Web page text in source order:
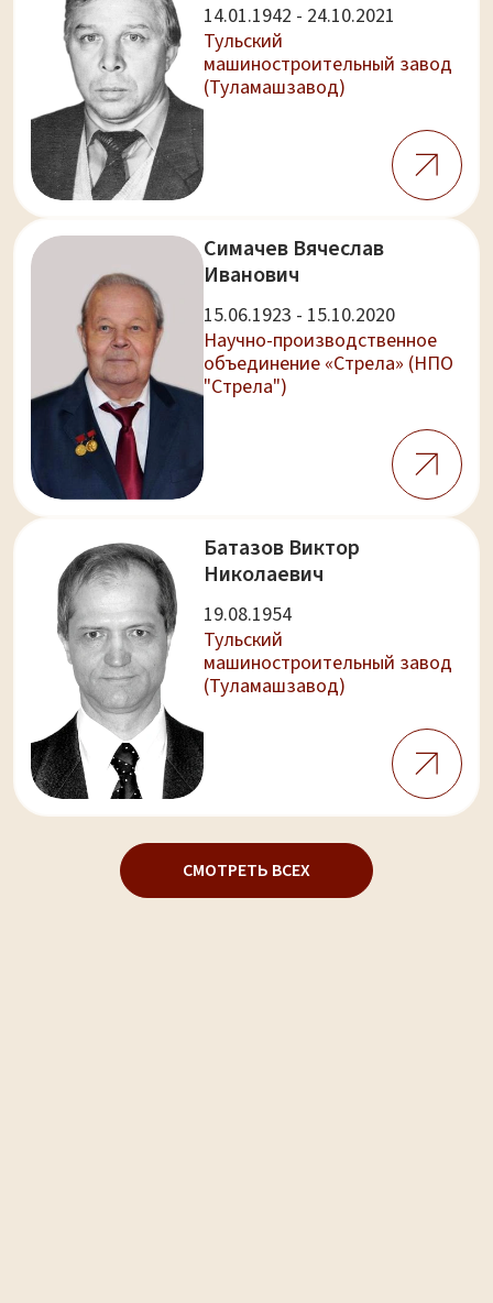
14.01.1942 - 24.10.2021
Тульский
машиностроительный завод
(Туламашзавод)
Симачев Вячеслав
Иванович
15.06.1923 - 15.10.2020
Научно-производственное
объединение «Стрела» (НПО
"Стрела")
Батазов Виктор
Николаевич
19.08.1954
Тульский
машиностроительный завод
(Туламашзавод)
СМОТРЕТЬ ВСЕХ